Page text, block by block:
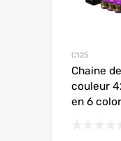
C125
Chaine
couleur
en 6